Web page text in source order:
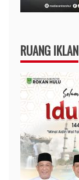
RUANG IKLAN